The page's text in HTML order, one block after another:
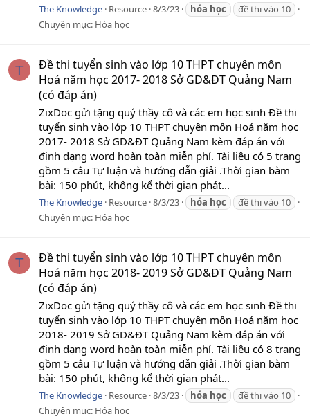
The Knowledge Resource 8/3/23 hóa học
đề thi vào 10
Chuyên mục: Hóa học
T
Đề thi tuyển sinh vào lớp 10 THPT chuyên môn
Hoá năm học 2017- 2018 Sở GD&ĐT Quảng Nam
(có đáp án)
ZixDoc gửi tặng quý thầy cô và các em học sinh Đề thi
tuyển sinh vào lớp 10 THPT chuyên môn Hoá năm học
2017- 2018 Sở GD&ĐT Quảng Nam kèm đáp án với
định dạng word hoàn toàn miễn phí. Tài liệu có 5 trang
gồm 5 câu Tự luận và hướng dẫn giải .Thời gian bàm
bài: 150 phút, không kể thời gian phát...
The Knowledge Resource 8/3/23 hóa học
đề thi vào 10
Chuyên mục: Hóa học
T
Đề thi tuyển sinh vào lớp 10 THPT chuyên môn
Hoá năm học 2018- 2019 Sở GD&ĐT Quảng Nam
(có đáp án)
ZixDoc gửi tặng quý thầy cô và các em học sinh Đề thi
tuyển sinh vào lớp 10 THPT chuyên môn Hoá năm học
2018- 2019 Sở GD&ĐT Quảng Nam kèm đáp án với
định dạng word hoàn toàn miễn phí. Tài liệu có 8 trang
gồm 5 câu Tự luận và hướng dẫn giải .Thời gian bàm
bài: 150 phút, không kể thời gian phát...
The Knowledge Resource 8/3/23 hóa học
đề thi vào 10
Chuyên mục: Hóa học